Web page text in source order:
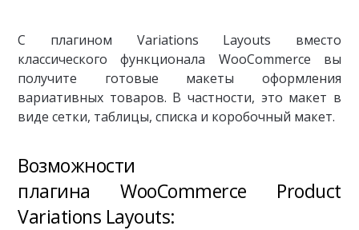
С плагином Variations Layouts вместо
классического функционала WooCommerce вы
получите готовые макеты оформления
вариативных товаров. В частности, это макет в
виде сетки, таблицы, списка и коробочный макет.
Возможности
плагина WooCommerce Product
Variations Layouts: